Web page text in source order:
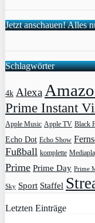
Jetzt anschauen! Alles
Schlagwörter
4k Alexa
Prime Instant
Apple Music Apple TV Black
Echo Dot Echo Show
Fußball komplette
Prime Prime Day Prime
Sky Sport Staffel
Letzten Einträge